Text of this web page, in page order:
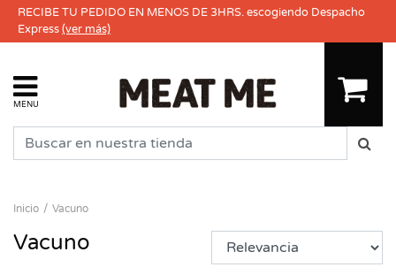
RECIBE TU PEDIDO EN MENOS DE 3HRS. escogiendo Despacho
Express(ver más)
MENU
Inicio Vacuno
Vacuno